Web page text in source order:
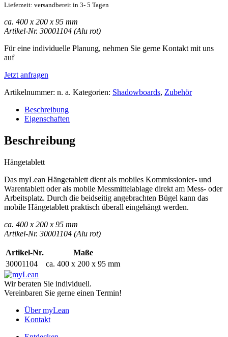
Lieferzeit: versandbereit in 3- 5 Tagen
ca. 400 x 200 x 95 mm
Artikel-Nr. 30001104 (Alu rot)
Für eine individuelle Planung, nehmen Sie gerne Kontakt mit uns
auf
Jetzt anfragen
Artikelnummer: n. a. Kategorien: Shadowboards, Zubehör
Beschreibung
Eigenschaften
Beschreibung
Hängetablett
Das myLean Hängetablett dient als mobiles Kommissionier- und
Warentablett oder als mobile Messmittelablage direkt am Mess- oder
Arbeitsplatz. Durch die beidseitig angebrachten Bügel kann das
mobile Hängetablett praktisch überall eingehängt werden.
ca. 400 x 200 x 95 mm
Artikel-Nr. 30001104 (Alu rot)
Artikel-Nr.
Maße
30001104
ca. 400 x 200 x 95 mm
Wir beraten Sie individuell.
Vereinbaren Sie gerne einen Termin!
Über myLean
Kontakt